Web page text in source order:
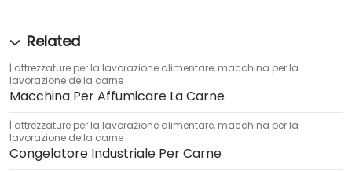
attrezzature per la lavorazione alimentare, macchina per la
lavorazione della carne
Macchina Per Affumicare La Carne
attrezzature per la lavorazione alimentare, macchina per la
lavorazione della carne
Congelatore Industriale Per Carne